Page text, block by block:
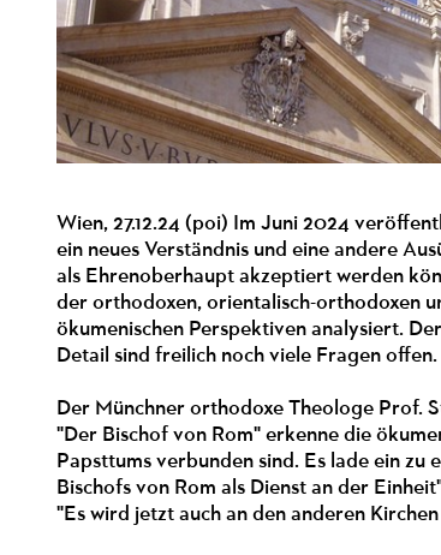
Wien, 27.12.24 (poi) Im Juni 2024
ein neues Verständnis und eine andere
als Ehrenoberhaupt akzeptiert werden
der orthodoxen, orientalisch-orthodoxen
ökumenischen Perspektiven analysiert.
Detail sind freilich noch viele Fragen
Der Münchner orthodoxe Theologe Prof.
"Der Bischof von Rom" erkenne die
Papsttums verbunden sind. Es lade ein
Bischofs von Rom als Dienst an der
"Es wird jetzt auch an den anderen